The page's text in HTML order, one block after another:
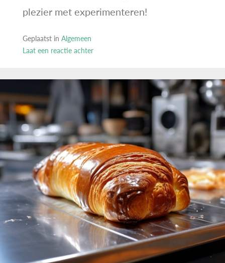
plezier met experimenteren!
Geplaatst in Algemeen
Laat een reactie achter
dan
alleen
opbergen